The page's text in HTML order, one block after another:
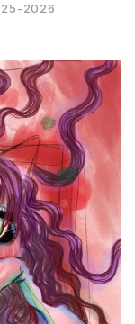
2026